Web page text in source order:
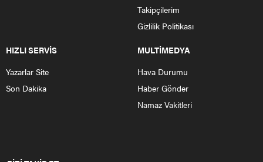
Takipçilerim
Gizlilik Politikası
HIZLI SERVİS
Yazarlar Site
Son Dakika
MULTİMEDYA
Hava Durumu
Haber Gönder
Namaz Vakitleri